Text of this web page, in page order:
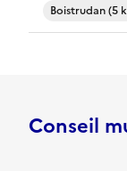
Boistrudan (5
Conseil